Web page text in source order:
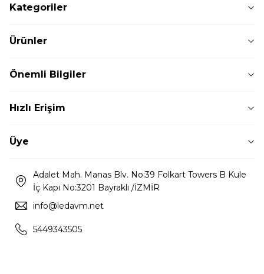
Kategoriler
Ürünler
Önemli Bilgiler
Hızlı Erişim
Üye
Adalet Mah. Manas Blv. No:39 Folkart Towers B Kule
İç Kapı No:3201 Bayraklı /İZMİR
info@ledavm.net
5449343505